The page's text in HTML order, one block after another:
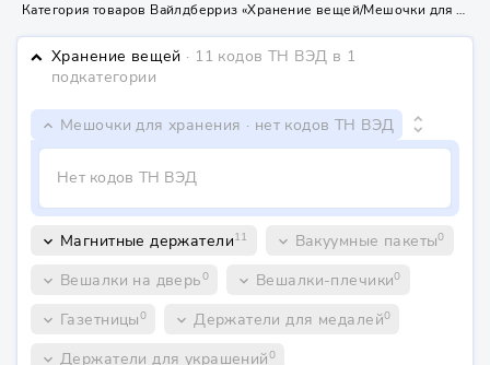
Категория товаров Вайлдберриз «Хранение вещей/Мешочки для хранения» не содержит ТН ВЭД кодов
keyboard_arrow_down Хранение вещей · 11 кодов ТН ВЭД в 1
подкатегории
keyboard_arrow_down Мешочки для хранения · нет кодов ТН ВЭД unfold_more
Нет кодов ТН ВЭД
keyboard_arrow_down Магнитные держатели11 keyboard_arrow_down Вакуумные пакеты0
keyboard_arrow_down Вешалки на дверь0 keyboard_arrow_down Вешалки-плечики0
keyboard_arrow_down Газетницы0 keyboard_arrow_down Держатели для медалей0
keyboard_arrow_down Держатели для украшений0